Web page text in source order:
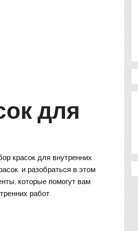
для
красок для внутренних
и разобраться в этом
которые помогут вам
работ.